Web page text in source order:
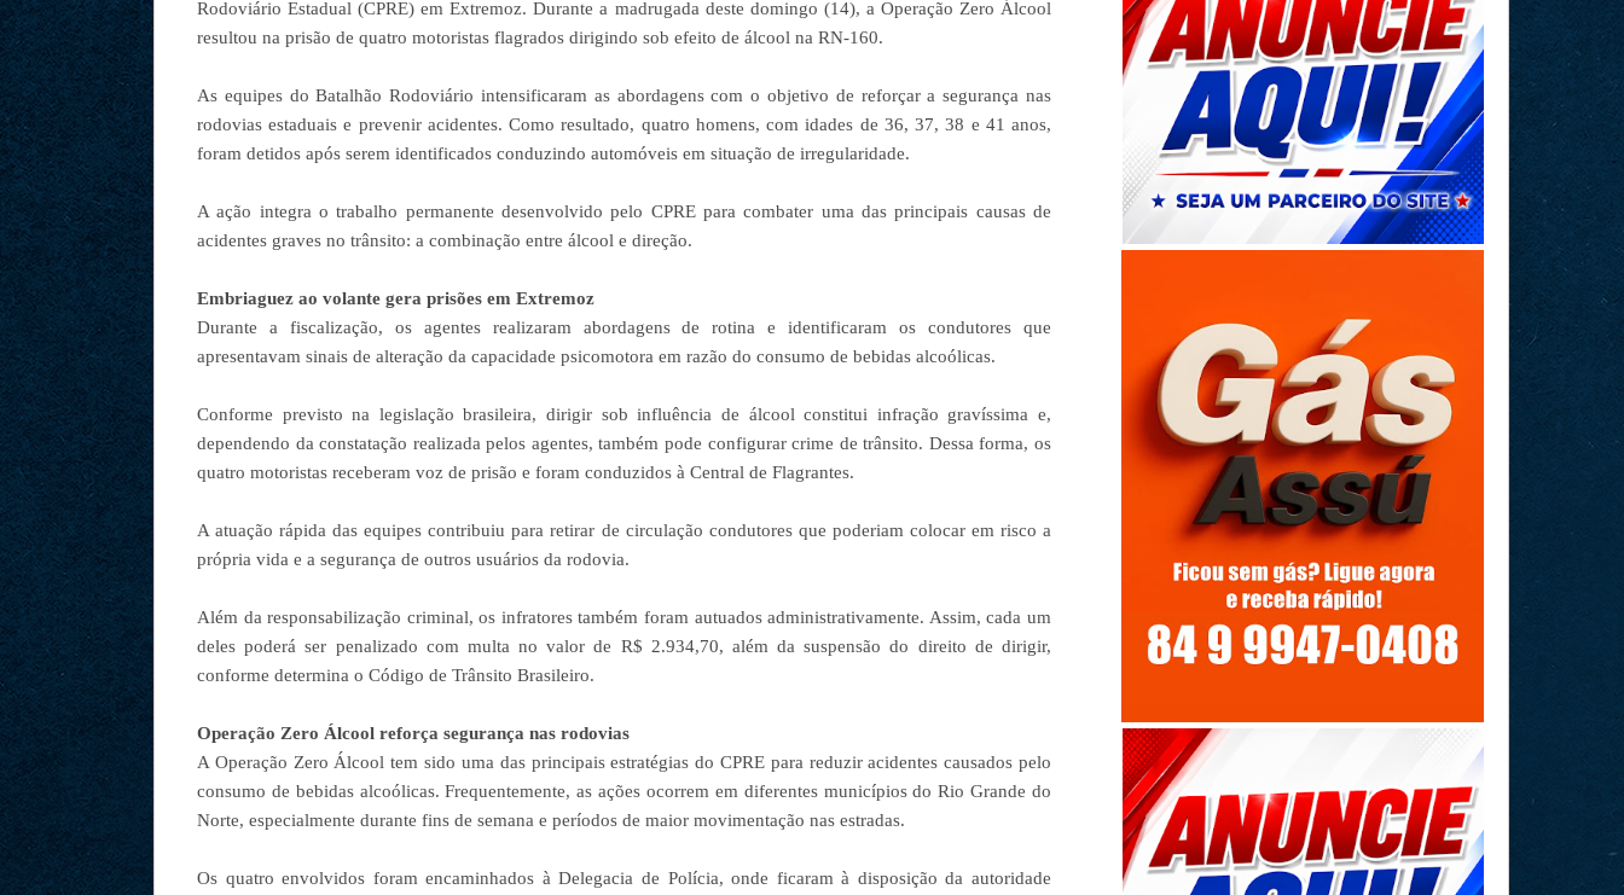
Rodoviário Estadual (CPRE) em Extremoz. Durante a madrugada deste domingo (14), a Operação Zero Álcool
resultou na prisão de quatro motoristas flagrados dirigindo sob efeito de álcool na RN-160.
As equipes do Batalhão Rodoviário intensificaram as abordagens com o objetivo de reforçar a segurança nas
rodovias estaduais e prevenir acidentes. Como resultado, quatro homens, com idades de 36, 37, 38 e 41 anos,
foram detidos após serem identificados conduzindo automóveis em situação de irregularidade.
A ação integra o trabalho permanente desenvolvido pelo CPRE para combater uma das principais causas de
acidentes graves no trânsito: a combinação entre álcool e direção.
Embriaguez ao volante gera prisões em Extremoz
Durante a fiscalização, os agentes realizaram abordagens de rotina e identificaram os condutores que
apresentavam sinais de alteração da capacidade psicomotora em razão do consumo de bebidas alcoólicas.
Conforme previsto na legislação brasileira, dirigir sob influência de álcool constitui infração gravíssima e,
dependendo da constatação realizada pelos agentes, também pode configurar crime de trânsito. Dessa forma, os
quatro motoristas receberam voz de prisão e foram conduzidos à Central de Flagrantes.
A atuação rápida das equipes contribuiu para retirar de circulação condutores que poderiam colocar em risco a
própria vida e a segurança de outros usuários da rodovia.
Além da responsabilização criminal, os infratores também foram autuados administrativamente. Assim, cada um
deles poderá ser penalizado com multa no valor de R$ 2.934,70, além da suspensão do direito de dirigir,
conforme determina o Código de Trânsito Brasileiro.
Operação Zero Álcool reforça segurança nas rodovias
A Operação Zero Álcool tem sido uma das principais estratégias do CPRE para reduzir acidentes causados pelo
consumo de bebidas alcoólicas. Frequentemente, as ações ocorrem em diferentes municípios do Rio Grande do
Norte, especialmente durante fins de semana e períodos de maior movimentação nas estradas.
Os quatro envolvidos foram encaminhados à Delegacia de Polícia, onde ficaram à disposição da autoridade